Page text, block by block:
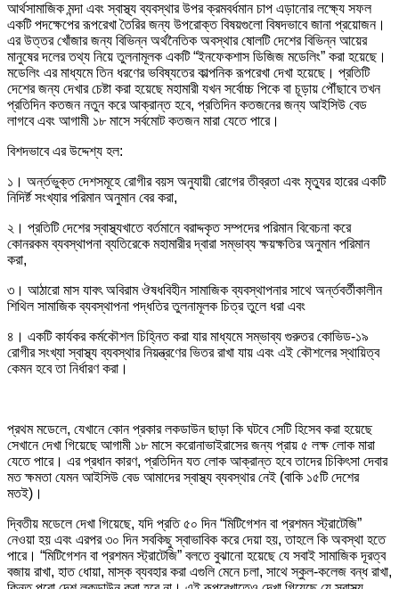
আর্থসামাজিক মন্দা এবং স্বাস্থ্য ব্যবস্থার উপর ক্রমবর্ধমান চাপ এড়ানোর লক্ষ্যে সফল
একটি পদক্ষেপের রূপরেখা তৈরির জন্য উপরোক্ত বিষয়গুলো বিষদভাবে জানা প্রয়োজন।
এর উত্তর খোঁজার জন্য বিভিন্ন অর্থনৈতিক অবস্থার ষোলটি দেশের বিভিন্ন আয়ের
মানুষের দলের তথ্য নিয়ে তুলনামূলক একটি “ইনফেকশাস ডিজিজ মডেলিং” করা হয়েছে।
মডেলিং এর মাধ্যমে তিন ধরণের ভবিষ্যতের কাল্পনিক রূপরেখা দেখা হয়েছে। প্রতিটি
দেশের জন্য দেখার চেষ্টা করা হয়েছে মহামারী যখন সর্বোচ্চ পিকে বা চূড়ায় পৌঁছাবে তখন
প্রতিদিন কতজন নতুন করে আক্রান্ত হবে, প্রতিদিন কতজনের জন্য আইসিউ বেড
লাগবে এবং আগামী ১৮ মাসে সর্বমোট কতজন মারা যেতে পারে।
বিশদভাবে এর উদ্দেশ্য হল:
১। অর্ন্তভুক্ত দেশসমূহে রোগীর বয়স অনুযায়ী রোগের তীব্রতা এবং মৃত্যুর হারের একটি
নিদির্ষ্ট সংখ্যার পরিমান অনুমান বের করা,
২। প্রতিটি দেশের স্বাস্থ্যখাতে বর্তমানে বরাদ্দকৃত সম্পদের পরিমান বিবেচনা করে
কোনরকম ব্যবস্থাপনা ব্যতিরেকে মহামারীর দ্বারা সম্ভাব্য ক্ষয়ক্ষতির অনুমান পরিমান
করা,
৩। আঠারো মাস যাবৎ অবিরাম ঔষধবিহীন সামাজিক ব্যবস্থাপনার সাথে অর্ন্তবর্তীকালীন
শিথিল সামাজিক ব্যবস্থাপনা পদ্ধতির তুলনামূলক চিত্র তুলে ধরা এবং
৪। একটি কার্যকর কর্মকৌশল চিহ্নিত করা যার মাধ্যমে সম্ভাব্য গুরুতর কোভিড-১৯
রোগীর সংখ্যা স্বাস্থ্য ব্যবস্থার নিয়ন্ত্রণের ভিতর রাখা যায় এবং এই কৌশলের স্থায়িত্ব
কেমন হবে তা নির্ধারণ করা।
প্রথম মডেলে, যেখানে কোন প্রকার লকডাউন ছাড়া কি ঘটবে সেটি হিসেব করা হয়েছে
সেখানে দেখা গিয়েছে আগামী ১৮ মাসে করোনাভাইরাসের জন্য প্রায় ৫ লক্ষ লোক মারা
যেতে পারে। এর প্রধান কারণ, প্রতিদিন যত লোক আক্রান্ত হবে তাদের চিকিৎসা দেবার
মত ক্ষমতা যেমন আইসিউ বেড আমাদের স্বাস্থ্য ব্যবস্থার নেই (বাকি ১৫টি দেশের
মতই)।
দ্বিতীয় মডেলে দেখা গিয়েছে, যদি প্রতি ৫০ দিন “মিটিগেশন বা প্রশমন স্ট্রাটেজি”
নেওয়া হয় এবং এরপর ৩০ দিন সবকিছু স্বাভাবিক করে দেয়া হয়, তাহলে কি অবস্থা হতে
পারে। “মিটিগেশন বা প্রশমন স্ট্রাটেজি” বলতে বুঝানো হয়েছে যে সবাই সামাজিক দূরত্ব
বজায় রাখা, হাত ধোয়া, মাস্ক ব্যবহার করা এগুলি মেনে চলা, সাথে স্কুল-কলেজ বন্ধ রাখা,